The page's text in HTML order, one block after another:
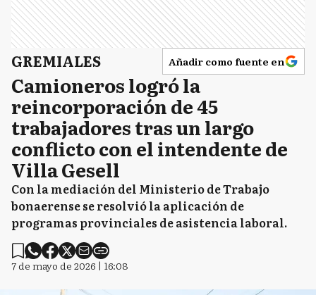
GREMIALES Añadir como fuente en
Camioneros logró la
reincorporación de 45
trabajadores tras un largo
conflicto con el intendente de
Villa Gesell
Con la mediación del Ministerio de Trabajo
bonaerense se resolvió la aplicación de
programas provinciales de asistencia laboral.
7 de mayo de 2026 | 16:08